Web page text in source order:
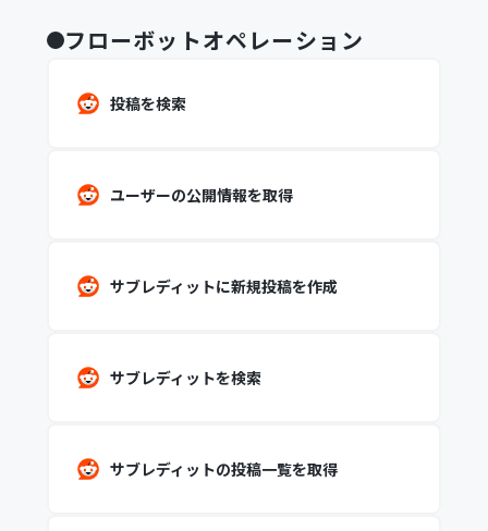
フローボットオペレーション
投稿を検索
ユーザーの公開情報を取得
サブレディットに新規投稿を作成
サブレディットを検索
サブレディットの投稿一覧を取得